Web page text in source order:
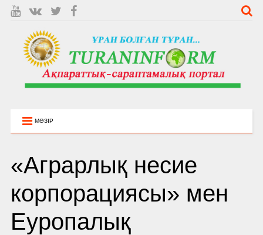
МӘЗІР
«Аграрлық несие
корпорациясы» мен
Еуропалық